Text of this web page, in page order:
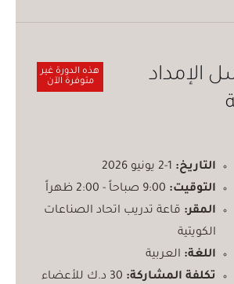
هذه الدورة غير
متوفرة الآن
الإمداد
التاريخ:
التوقيت:
المقر: قاعة تدريب اتحاد الصناعات
الكويتية
اللغة: العربية
تكلفة المشاركة: